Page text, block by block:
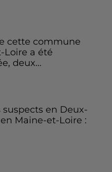
cette commune
Loire a été
deux...
suspects en Deux-
Maine-et-Loire :